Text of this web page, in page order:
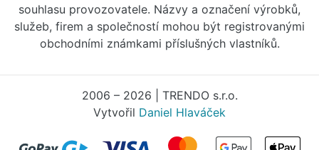
souhlasu provozovatele. Názvy a označení výrobků,
služeb, firem a společností mohou být registrovanými
obchodními známkami příslušných vlastníků.
2006 – 2026 | TRENDO s.r.o.
Vytvořil Daniel Hlaváček